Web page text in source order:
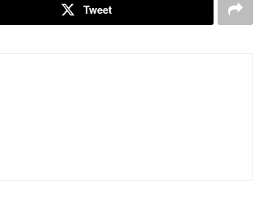
Tweet